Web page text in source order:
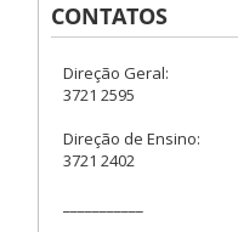
CONTATOS
Direção Geral:
3721 2595
Direção de Ensino:
3721 2402